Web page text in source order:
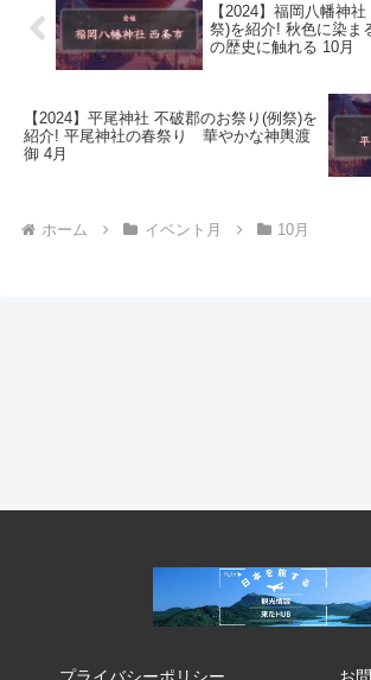
【2024】福岡八幡神
祭)を紹介! 秋色に染ま
の歴史に触れる 10月
【2024】平尾神社 不破郡のお祭り(例祭)を
紹介! 平尾神社の春祭り 華やかな神輿渡
御 4月
ホーム イベント月 10月